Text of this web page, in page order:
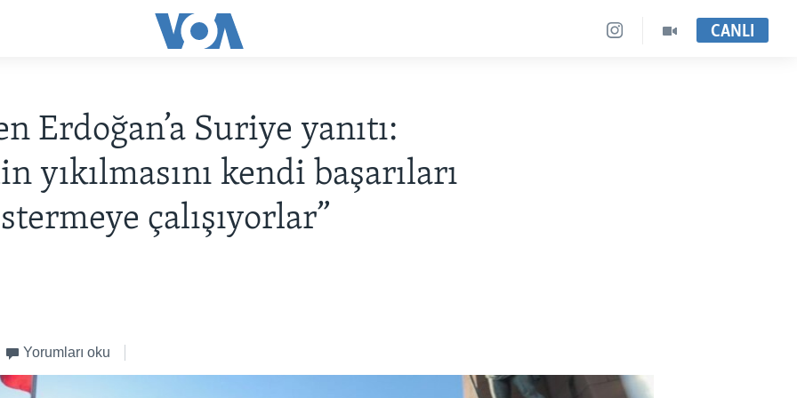
CANLI
Erdoğan’a Suriye yanıtı:
yıkılmasını kendi başarıları
çalışıyorlar”
Yorumları oku